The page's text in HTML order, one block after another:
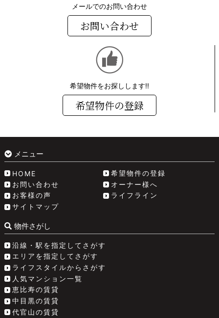
メールでのお問い合わせ
お問い合わせ
希望物件をお探しします!!
希望物件の登録
メニュー
HOME
希望物件の登録
お問い合わせ
オーナー様へ
お客様の声
ライフライン
サイトマップ
物件さがし
沿線・駅を指定してさがす
エリアを指定してさがす
ライフスタイルからさがす
人気マンション一覧
恵比寿の賃貸
中目黒の賃貸
代官山の賃貸